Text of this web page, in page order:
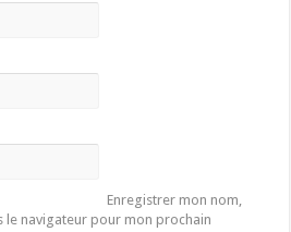
Enregistrer mon nom,
le navigateur pour mon prochain